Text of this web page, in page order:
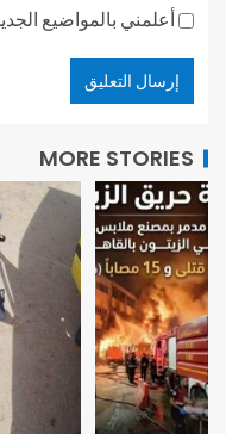
أعلمني بالمواضيع
MORE STORIES